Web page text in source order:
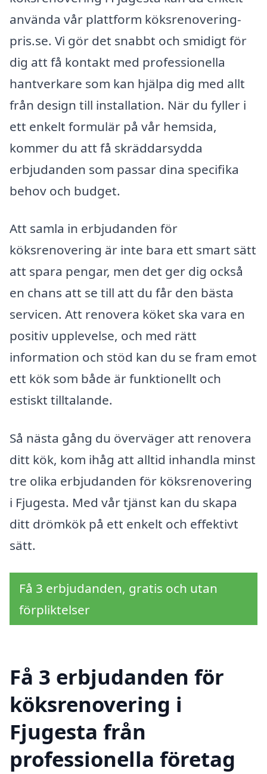
använda vår plattform köksrenovering-
pris.se. Vi gör det snabbt och smidigt för
dig att få kontakt med professionella
hantverkare som kan hjälpa dig med allt
från design till installation. När du fyller i
ett enkelt formulär på vår hemsida,
kommer du att få skräddarsydda
erbjudanden som passar dina specifika
behov och budget.
Att samla in erbjudanden för
köksrenovering är inte bara ett smart sätt
att spara pengar, men det ger dig också
en chans att se till att du får den bästa
servicen. Att renovera köket ska vara en
positiv upplevelse, och med rätt
information och stöd kan du se fram emot
ett kök som både är funktionellt och
estiskt tilltalande.
Så nästa gång du överväger att renovera
ditt kök, kom ihåg att alltid inhandla minst
tre olika erbjudanden för köksrenovering
i Fjugesta. Med vår tjänst kan du skapa
ditt drömkök på ett enkelt och effektivt
sätt.
Få 3 erbjudanden, gratis och utan
förpliktelser
Få 3 erbjudanden för
köksrenovering i
Fjugesta från
professionella företag